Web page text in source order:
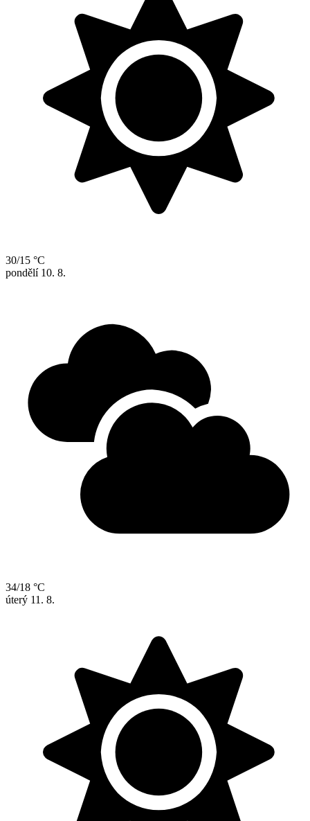
30/15 °C
pondělí 10. 8.
34/18 °C
úterý 11. 8.